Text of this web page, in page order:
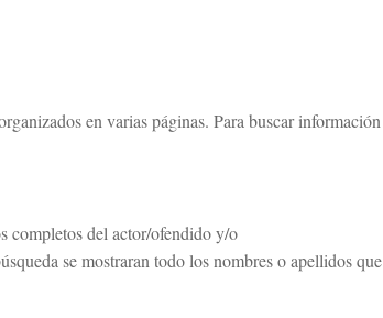
en varias páginas. Para buscar información
completos del actor/ofendido y/o
se mostraran todo los nombres o apellidos que